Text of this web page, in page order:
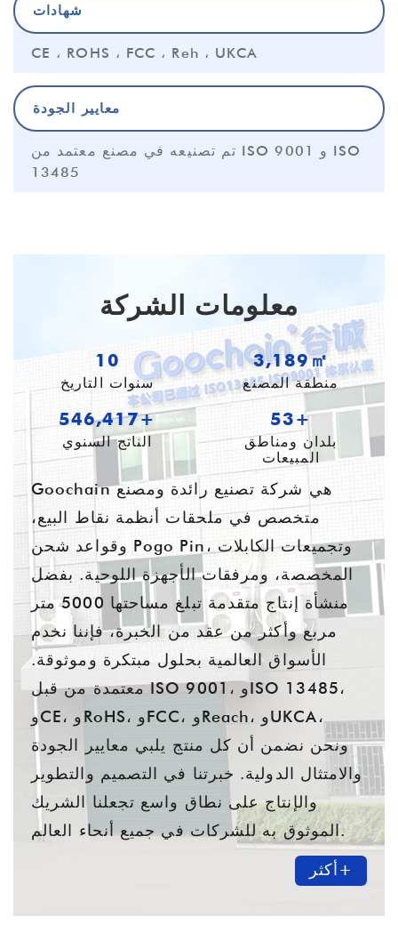
شهادات
CE ، ROHS ، FCC ، Reh ، UKCA
معايير الجودة
تم تصنيعه في مصنع معتمد من ISO 9001 و ISO
13485
معلومات الشركة
11
سنوات التاريخ
4,138㎡
منطقة المصنع
709,010+
الناتج السنوي
55+
بلدان ومناطق
المبيعات
Goochain هي شركة تصنيع رائدة ومصنع
متخصص في ملحقات أنظمة نقاط البيع،
وقواعد شحن Pogo Pin، وتجميعات الكابلات
المخصصة، ومرفقات الأجهزة اللوحية. بفضل
منشأة إنتاج متقدمة تبلغ مساحتها 5000 متر
مربع وأكثر من عقد من الخبرة، فإننا نخدم
الأسواق العالمية بحلول مبتكرة وموثوقة.
معتمدة من قبل ISO 9001، وISO 13485،
وCE، وRoHS، وFCC، وReach، وUKCA،
ونحن نضمن أن كل منتج يلبي معايير الجودة
والامتثال الدولية. خبرتنا في التصميم والتطوير
والإنتاج على نطاق واسع تجعلنا الشريك
الموثوق به للشركات في جميع أنحاء العالم.
أكثر+